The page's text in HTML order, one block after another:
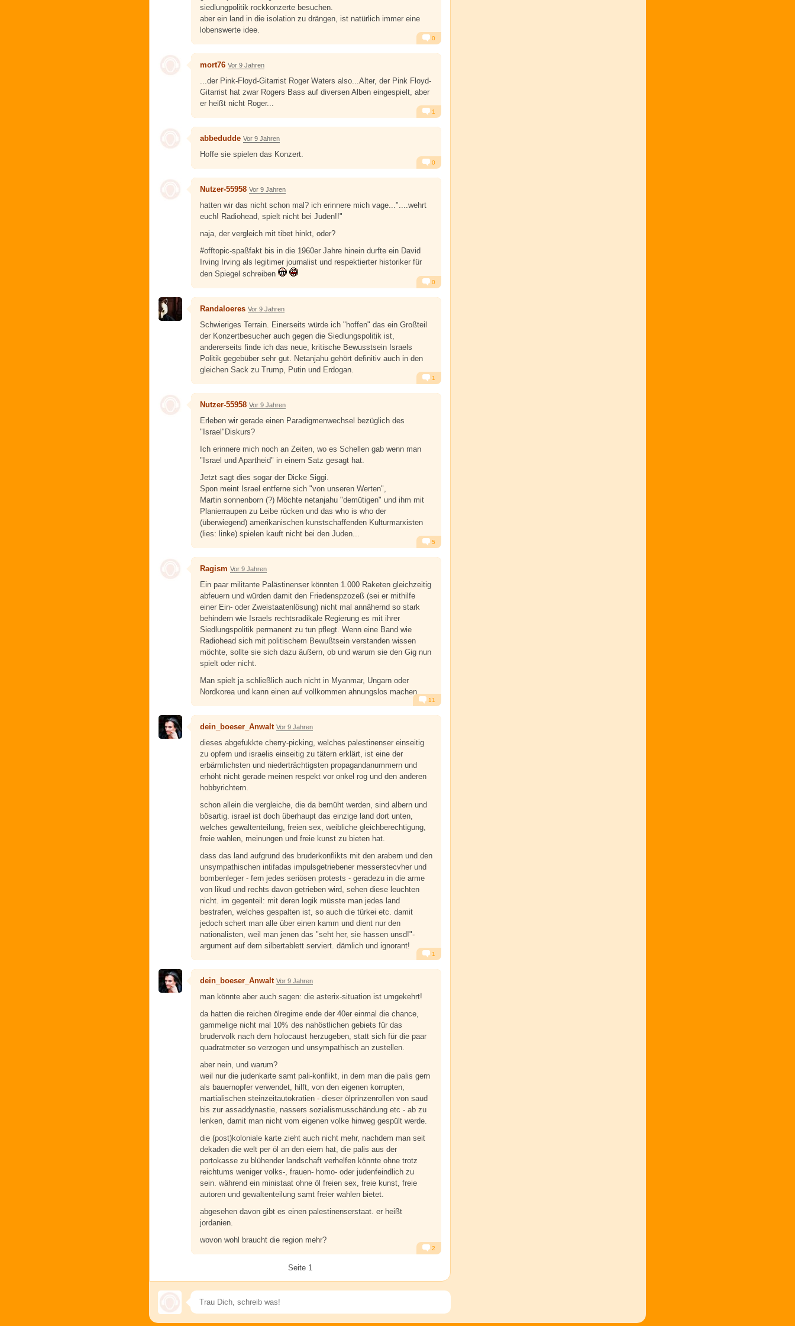
siedlungpolitik rockkonzerte besuchen.
aber ein land in die isolation zu drängen, ist natürlich immer eine
lobenswerte idee.
Alarm Antworten
0
mort76 Vor 9 Jahren
...der Pink-Floyd-Gitarrist Roger Waters also...Alter, der Pink Floyd-
Gitarrist hat zwar Rogers Bass auf diversen Alben eingespielt, aber
er heißt nicht Roger...
Alarm Antworten
1
abbedudde Vor 9 Jahren
Hoffe sie spielen das Konzert.
Alarm Antworten
0
Nutzer-55958 Vor 9 Jahren
hatten wir das nicht schon mal? ich erinnere mich vage..."....wehrt
euch! Radiohead, spielt nicht bei Juden!!"
naja, der vergleich mit tibet hinkt, oder?
#offtopic-spaßfakt bis in die 1960er Jahre hinein durfte ein David
Irving Irving als legitimer journalist und respektierter historiker für
den Spiegel schreiben
Alarm Antworten
0
Randaloeres Vor 9 Jahren
Schwieriges Terrain. Einerseits würde ich "hoffen" das ein Großteil
der Konzertbesucher auch gegen die Siedlungspolitik ist,
andererseits finde ich das neue, kritische Bewusstsein Israels
Politik gegebüber sehr gut. Netanjahu gehört definitiv auch in den
gleichen Sack zu Trump, Putin und Erdogan.
Alarm Antworten
1
Nutzer-55958 Vor 9 Jahren
Erleben wir gerade einen Paradigmenwechsel bezüglich des
"Israel"Diskurs?
Ich erinnere mich noch an Zeiten, wo es Schellen gab wenn man
"Israel und Apartheid" in einem Satz gesagt hat.
Jetzt sagt dies sogar der Dicke Siggi.
Spon meint Israel entferne sich "von unseren Werten",
Martin sonnenborn (?) Möchte netanjahu "demütigen" und ihm mit
Planierraupen zu Leibe rücken und das who is who der
(überwiegend) amerikanischen kunstschaffenden Kulturmarxisten
(lies: linke) spielen kauft nicht bei den Juden...
Alarm Antworten
5
Ragism Vor 9 Jahren
Ein paar militante Palästinenser könnten 1.000 Raketen gleichzeitig
abfeuern und würden damit den Friedenspzozeß (sei er mithilfe
einer Ein- oder Zweistaatenlösung) nicht mal annähernd so stark
behindern wie Israels rechtsradikale Regierung es mit ihrer
Siedlungspolitik permanent zu tun pflegt. Wenn eine Band wie
Radiohead sich mit politischem Bewußtsein verstanden wissen
möchte, sollte sie sich dazu äußern, ob und warum sie den Gig nun
spielt oder nicht.
Man spielt ja schließlich auch nicht in Myanmar, Ungarn oder
Nordkorea und kann einen auf vollkommen ahnungslos machen.
Alarm Antworten
11
dein_boeser_Anwalt Vor 9 Jahren
dieses abgefukkte cherry-picking, welches palestinenser einseitig
zu opfern und israelis einseitig zu tätern erklärt, ist eine der
erbärmlichsten und niederträchtigsten propagandanummern und
erhöht nicht gerade meinen respekt vor onkel rog und den anderen
hobbyrichtern.
schon allein die vergleiche, die da bemüht werden, sind albern und
bösartig. israel ist doch überhaupt das einzige land dort unten,
welches gewaltenteilung, freien sex, weibliche gleichberechtigung,
freie wahlen, meinungen und freie kunst zu bieten hat.
dass das land aufgrund des bruderkonflikts mit den arabern und den
unsympathischen intifadas impulsgetriebener messerstecvher und
bombenleger - fern jedes seriösen protests - geradezu in die arme
von likud und rechts davon getrieben wird, sehen diese leuchten
nicht. im gegenteil: mit deren logik müsste man jedes land
bestrafen, welches gespalten ist, so auch die türkei etc. damit
jedoch schert man alle über einen kamm und dient nur den
nationalisten, weil man jenen das "seht her, sie hassen unsd!"-
argument auf dem silbertablett serviert. dämlich und ignorant!
Alarm Antworten
1
dein_boeser_Anwalt Vor 9 Jahren
man könnte aber auch sagen: die asterix-situation ist umgekehrt!
da hatten die reichen ölregime ende der 40er einmal die chance,
gammelige nicht mal 10% des nahöstlichen gebiets für das
brudervolk nach dem holocaust herzugeben, statt sich für die paar
quadratmeter so verzogen und unsympathisch an zustellen.
aber nein, und warum?
weil nur die judenkarte samt pali-konflikt, in dem man die palis gern
als bauernopfer verwendet, hilft, von den eigenen korrupten,
martialischen steinzeitautokratien - dieser ölprinzenrollen von saud
bis zur assaddynastie, nassers sozialismusschändung etc - ab zu
lenken, damit man nicht vom eigenen volke hinweg gespült werde.
die (post)koloniale karte zieht auch nicht mehr, nachdem man seit
dekaden die welt per öl an den eiern hat, die palis aus der
portokasse zu blühender landschaft verhelfen könnte ohne trotz
reichtums weniger volks-, frauen- homo- oder judenfeindlich zu
sein. während ein ministaat ohne öl freien sex, freie kunst, freie
autoren und gewaltenteilung samt freier wahlen bietet.
abgesehen davon gibt es einen palestinenserstaat. er heißt
jordanien.
wovon wohl braucht die region mehr?
2
Seite 1
Speichern